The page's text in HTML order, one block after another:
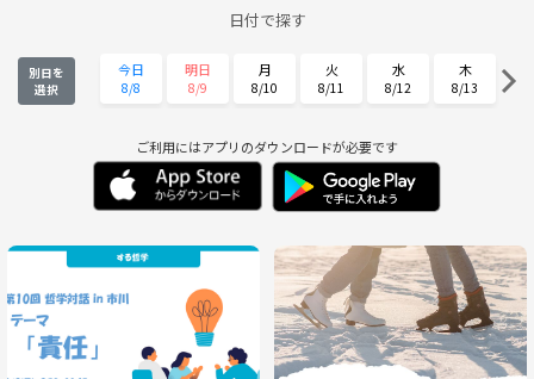
の方が孤立しないように配慮します。
✅ 相手が嫌がる言動や強引な誘いは禁
換・恋愛目的だけでの参加はご遠慮くだ
さい。 ✅ 誹謗中傷・威圧的な言動・ハ
ラスメントは禁止です。 ✅ 相手の価値
ださい。 安心して過ごせる環境をみんな
でつくっていきましょう😊 安心、安全
の為のルールを守らない方、迷惑行為を
された方には、厳重注意、運営への報
方におすすめ 🌼 月曜日がお休み 🌼 新し
い友達がほしい 🌼 一人では行きづらい
場所へ行ってみたい 🌼 趣味の合う仲間
と出会いたい 🌼 のんびり休日を楽しみ
たい 🌼 安心できるコミュニティを探し
ている --- 🚶‍♀️ さあ、一緒にお出かけしま
しょーう！ 「ここへ行ってみたい！」
そんなワクワクをみんなで形にするサー
日付で探す
別日を
選択
今日
8/8
明日
8/9
月
8/10
火
8/11
水
8/12
木
8/13
8/14 8/15 8/16 8/17 8/18
木
8/20
金
8/21
日
8/23
月
8/24
8/26 8/27 8/28 8/29 8/30 8/31
火
9/1
水
9/2
金
9/4
土 日
9/6
ご利用にはアプリのダウンロードが必要です